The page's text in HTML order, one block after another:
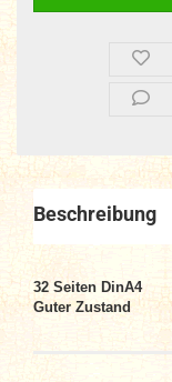
Beschreibung
32 Seiten DinA4
Guter Zustand